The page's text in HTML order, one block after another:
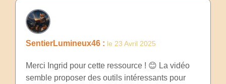
SentierLumineux46 : le 23 Avril 2025
Merci Ingrid pour cette ressource ! 😊 La vidéo
semble proposer des outils intéressants pour